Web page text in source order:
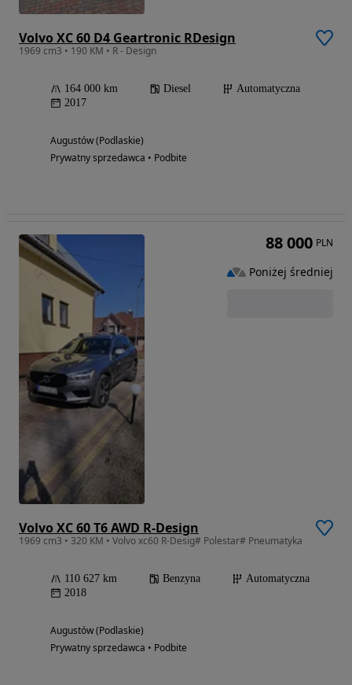
Volvo XC 60 D4 Geartronic RDesign
1969 cm3 • 190 KM • R - Design
164 000 km Diesel
Automatyczna
2017
Augustów (Podlaskie)
Prywatny sprzedawca • Podbite
Volvo XC 60 T6 AWD R-Design
1969 cm3 • 320 KM • Volvo xc60 R-Desig# Polestar# Pneumatyka
110 627 km Benzyna
Automatyczna
2018
Augustów (Podlaskie)
Prywatny sprzedawca • Podbite
88 000 PLN
Poniżej średniej